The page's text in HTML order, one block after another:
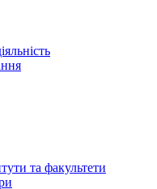
та факультети